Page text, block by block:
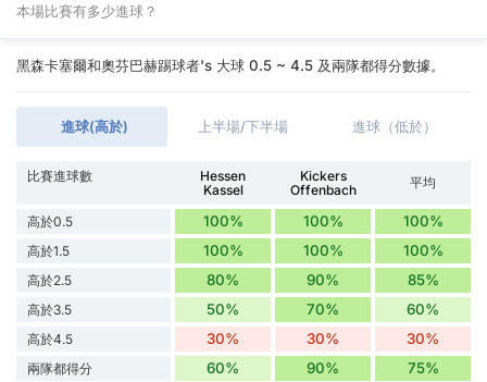
本場比賽有多少進球？
黑森卡塞爾和奧芬巴赫踢球者's 大球 0.5 ~ 4.5 及兩隊都得分數據。
進球(高於) 上半場/下半場 進球（低於）
比賽進球數
Hessen
Kassel
Kickers
Offenbach
平均
高於0.5 100% 100% 100%
高於1.5 100% 100% 100%
高於2.5 80% 90% 85%
高於3.5 50% 70% 60%
高於4.5 30% 30% 30%
兩隊都得分 60% 90% 75%